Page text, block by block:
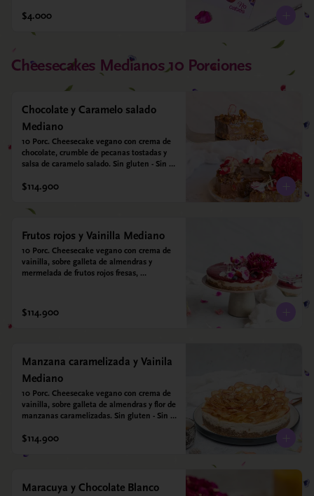
$4.000
Cheesecakes Medianos 10 Porciones
Chocolate y Caramelo salado
Mediano
10 Porc. Cheesecake vegano con crema de
chocolate, crumble de pecanas tostadas y
salsa de caramelo salado. Sin gluten - Sin
$114.900
Frutos rojos y Vainilla Mediano
10 Porc. Cheesecake vegano con crema de
vainilla, sobre galleta de almendras y
mermelada de frutos rojos fresas,
$114.900
Manzana caramelizada y Vainila
Mediano
10 Porc. Cheesecake vegano con crema de
vainilla, sobre galleta de almendras y flor de
manzanas caramelizadas. Sin gluten - Sin
$114.900
Maracuya y Chocolate Blanco